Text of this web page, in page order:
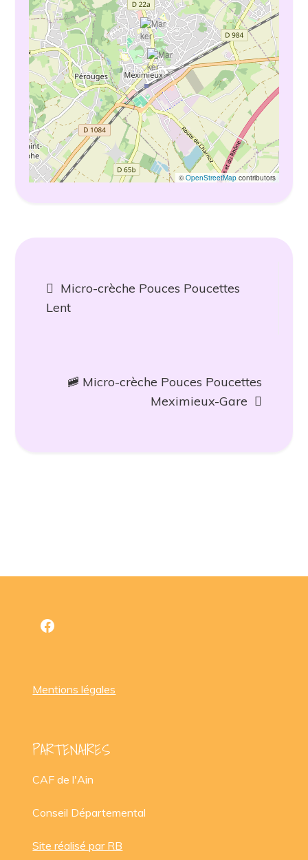
©OpenStreetMapcontributors
de
Micro-crèche Pouces Poucettes
Lent
🚞 Micro-crèche Pouces Poucettes
Meximieux-Gare
Facebook
Mentions légales
PARTENAIRES
CAF de l'Ain
Conseil Départemental
Site réalisé par RB